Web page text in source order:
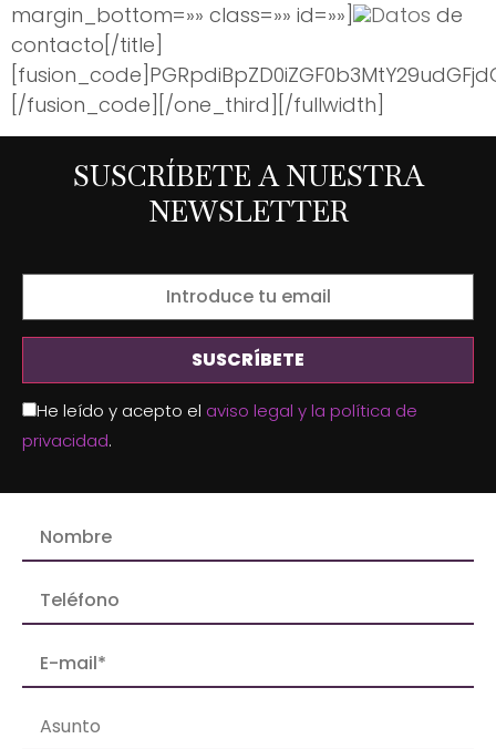
margin_bottom=»» class=»» id=»»]
Datos de
contacto[/title]
[/fusion_code][/one_third][/fullwidth]
SUSCRÍBETE A NUESTRA
NEWSLETTER
He leído y acepto el aviso legal y la política de
privacidad.